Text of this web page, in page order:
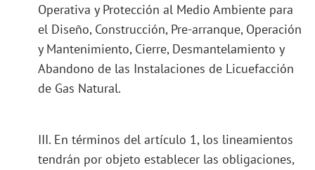
Operativa y Protección al Medio Ambiente para
el Diseño, Construcción, Pre-arranque, Operación
y Mantenimiento, Cierre, Desmantelamiento y
Abandono de las Instalaciones de Licuefacción
de Gas Natural.
III. En términos del artículo 1, los lineamientos
tendrán por objeto establecer las obligaciones,